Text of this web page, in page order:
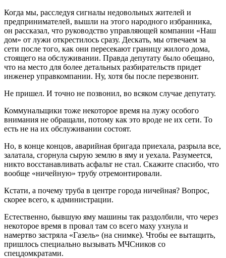
Когда мы, расследуя сигналы недовольных жителей и
предпринимателей, вышли на этого народного избранника,
он рассказал, что руководство управляющей компании «Наш
дом» от лужи открестилось сразу. Дескать, мы отвечаем за
сети после того, как они пересекают границу жилого дома,
стоящего на обслуживании. Правда депутату было обещано,
что на место для более детальных разбирательств придет
инженер управкомпании. Ну, хотя бы после перезвонит.
Не пришел. И точно не позвонил, во всяком случае депутату.
Коммунальщики тоже некоторое время на лужу особого
внимания не обращали, потому как это вроде не их сети. То
есть не на их обслуживании состоят.
Но, в конце концов, аварийная бригада приехала, разрыла все,
залатала, сгорнула сырую землю в яму и уехала. Разумеется,
никто восстанавливать асфальт не стал. Скажите спасибо, что
вообще «ничейную» трубу отремонтировали.
Кстати, а почему труба в центре города ничейная? Вопрос,
скорее всего, к администрации.
Естественно, бывшую яму машины так раздолбили, что через
некоторое время в провал там со всего маху ухнула и
намертво застряла «Газель» (на снимке). Чтобы ее вытащить,
пришлось специально вызывать МЧСников со
спецдомкратами.